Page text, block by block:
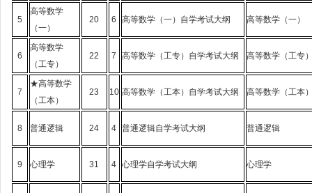
5
高等数学
（一）
20 6 高等数学（一）自学考试大纲 高等数学（一）
6
高等数学
（工专）
22 7 高等数学（工专）自学考试大纲 高等数学（工专
7
★高等数学
（工本）
23 10 高等数学（工本）自学考试大纲 高等数学（工本
8 普通逻辑 24 4 普通逻辑自学考试大纲 普通逻辑
9 心理学 31 4 心理学自学考试大纲 心理学